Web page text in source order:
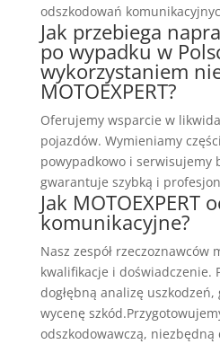
odszkodowań
Jak przebiega
po wypadku w
wykorzystaniem
MOTOEXPERT?
Oferujemy wsparcie w
pojazdów. Wymieniamy
powypadkowo i serwisujemy
gwarantuje szybką i
Jak MOTOEXPERT
komunikacyjne?
Nasz zespół rzeczoznawców
kwalifikacje i doświadczenie.
dogłębną analizę
wycenę
odszkodowawczą,